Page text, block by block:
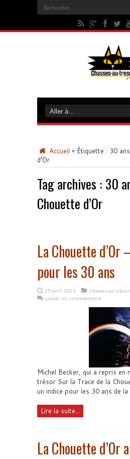
Accueil » Étiquette : 30
d’Or
Tag archives : 30
Chouette d’Or
La Chouette d’Or
pour les 30 ans
25 avril 2023 Chasses au trésor
Laisser un commentaire
Michel Becker, qui a repris en
trésor Sur la Trace de la
un indice pour les 30 ans de la
Lire la suite...
La Chouette d’Or